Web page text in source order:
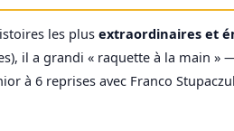
les plus extraordinaires et
il a grandi « raquette à la main
à 6 reprises avec Franco